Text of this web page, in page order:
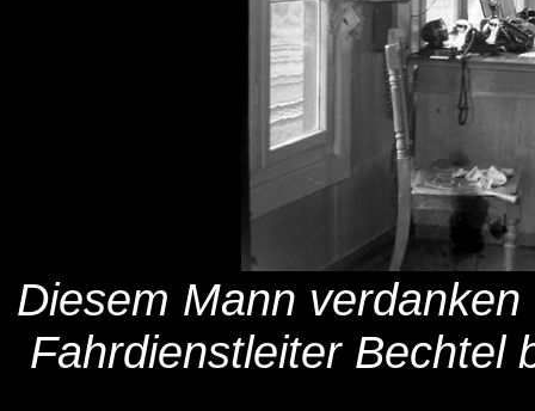
Diesem Mann
Fahrdienstleiter Bechtel